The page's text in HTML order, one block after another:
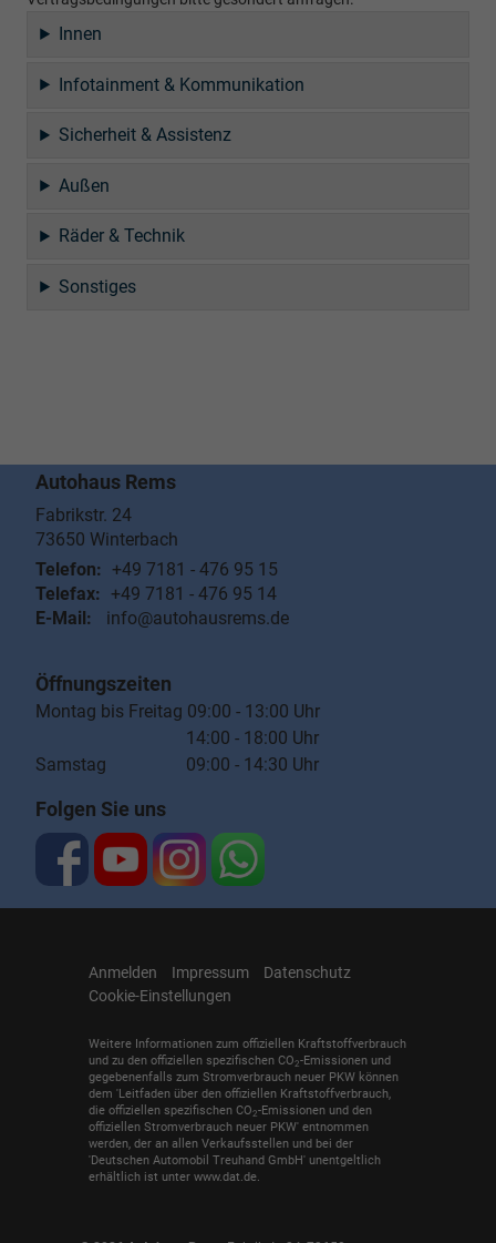
Innen
Infotainment & Kommunikation
Sicherheit & Assistenz
Außen
Räder & Technik
Sonstiges
Autohaus Rems
Fabrikstr. 24
73650 Winterbach
Telefon: +49 7181 - 476 95 15
Telefax: +49 7181 - 476 95 14
E-Mail:
info@autohausrems.de
Öffnungszeiten
Montag bis Freitag 09:00 - 13:00 Uhr
14:00 - 18:00 Uhr
Samstag 09:00 - 14:30 Uhr
Folgen Sie uns
Anmelden Impressum
Datenschutz
Cookie-Einstellungen
Weitere Informationen zum offiziellen Kraftstoffverbrauch
und zu den offiziellen spezifischen CO2-Emissionen und
gegebenenfalls zum Stromverbrauch neuer PKW können
dem 'Leitfaden über den offiziellen Kraftstoffverbrauch,
die offiziellen spezifischen CO2-Emissionen und den
offiziellen Stromverbrauch neuer PKW' entnommen
werden, der an allen Verkaufsstellen und bei der
'Deutschen Automobil Treuhand GmbH' unentgeltlich
erhältlich ist unter www.dat.de.